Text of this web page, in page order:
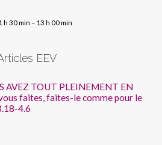
h 30 min – 13 h 00 min
EEV
AVEZ TOUT PLEINEMENT EN
faites, faites-le comme pour le
4.6